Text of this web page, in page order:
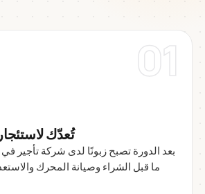
01
تُعدّك
بعد الدورة تصبح زبونًا لدى شركة تأجير
ما قبل الشراء وصيانة المحرك